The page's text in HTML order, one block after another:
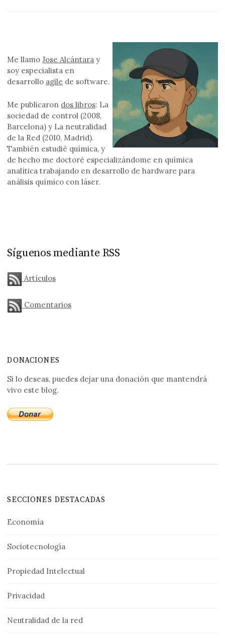
Me llamoJose Alcántara y
soy especialista en
desarrollo agile de software.
Me publicaron dos libros: La
sociedad de control (2008,
Barcelona) y La neutralidad
de la Red (2010, Madrid).
También estudié química, y
de hecho me doctoré especializándome en química
analítica trabajando en desarrollo de hardware para
análisis químico con láser.
Síguenos mediante RSS
Artículos
Comentarios
DONACIONES
Si lo deseas, puedes dejar una donación que mantendrá
vivo este blog.
SECCIONES DESTACADAS
Economía
Sociotecnología
Propiedad Intelectual
Privacidad
Neutralidad de la red